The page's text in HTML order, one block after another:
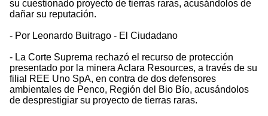
su cuestionado proyecto de tierras raras, acusándolos de
dañar su reputación.
- Por Leonardo Buitrago - El Ciudadano
- La Corte Suprema rechazó el recurso de protección
presentado por la minera Aclara Resources, a través de su
filial REE Uno SpA, en contra de dos defensores
ambientales de Penco, Región del Bio Bío, acusándolos
de desprestigiar su proyecto de tierras raras.